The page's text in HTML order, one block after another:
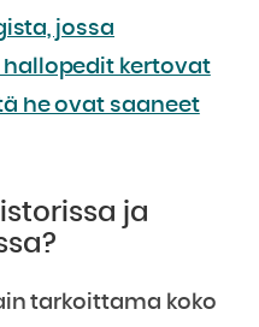
jossa
kertovat
he ovat saaneet
ja
tarkoittama koko